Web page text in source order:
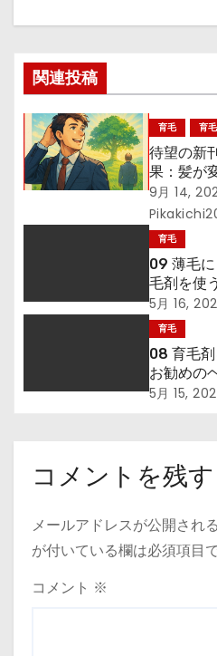
ー
シ
ョ
ン
関連投稿
育毛 育
待望の新
果：髪が
る！』─そ
を拓く
9月 14,
育毛
09 薄毛
毛剤を使
5月 16,
育毛
08 育毛
お勧めの
5月 15,
コメントを残す
メールアドレスが公開され
が付いている欄は必須項目
コメント ※